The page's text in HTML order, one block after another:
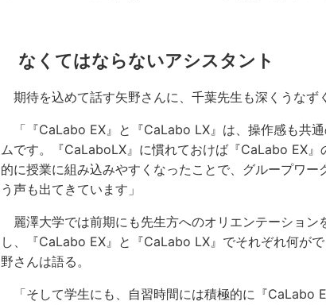
なくてはならないアシスタント
期待を込めて話す矢野さんに、千葉先生も深くうなず
「『CaLabo EX』と『CaLabo LX』は、操作感も共
ムです。『CaLaboLX』に慣れておけば『CaLabo EX
的に授業に組み込みやすくなったことで、グループワ
う声も出てきています」
麗澤大学では前期にも先生方へのオリエンテーション
し、『CaLabo EX』と『CaLabo LX』でそれぞれ何が
野さんは語る。
「そして学生にも、自習時間には積極的に『CaLabo